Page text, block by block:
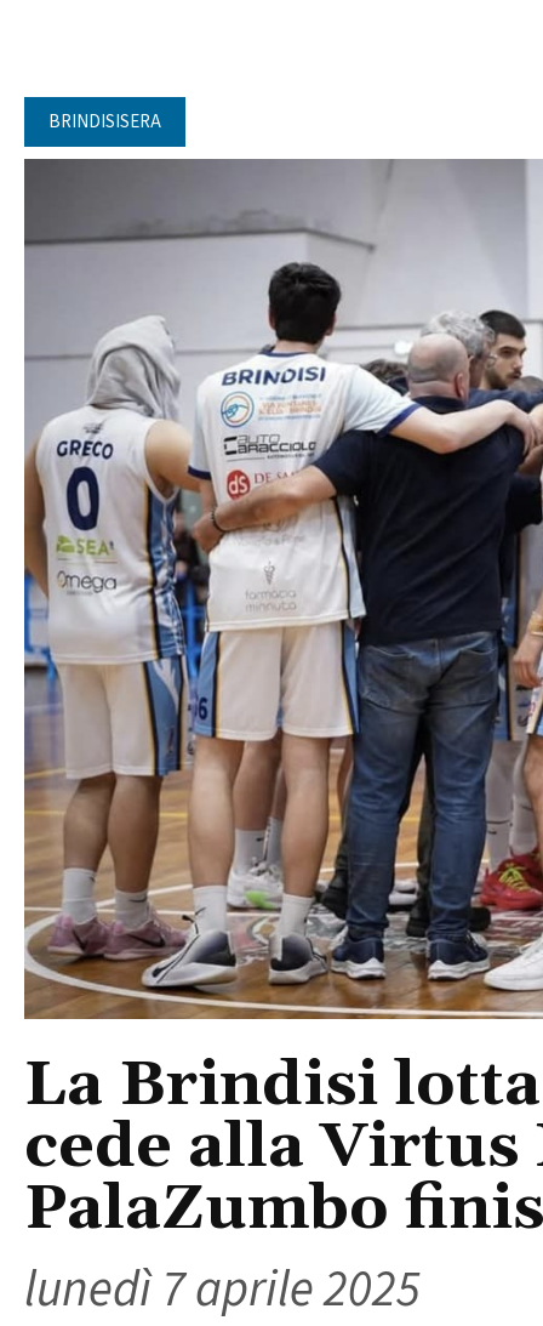
BRINDISISERA
La Brindisi
cede alla Virtus
PalaZumbo
lunedì 7 aprile 2025